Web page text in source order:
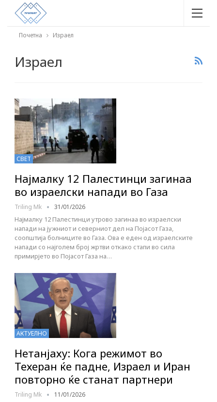
Почетна Израел
Израел
СВЕТ
Најмалку 12 Палестинци загинаа
во израелски напади во Газа
Triling Mk 31/01/2026
Најмалку 12 Палестинци утрово загинаа во израелски
напади на јужниот и северниот дел на Појасот Газа,
соопштија болниците во Газа. Ова е еден од израелските
напади со најголем број жртви откако стапи во сила
примирјето во Појасот Газа на…
АКТУЕЛНО
Нетанјаху: Кога режимот во
Техеран ќе падне, Израел и Иран
повторно ќе станат партнери
Triling Mk 11/01/2026